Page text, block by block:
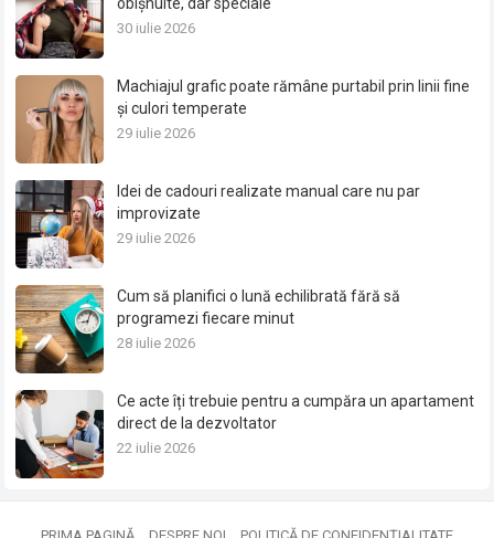
obișnuite, dar speciale
30 iulie 2026
Machiajul grafic poate rămâne purtabil prin linii fine
și culori temperate
29 iulie 2026
Idei de cadouri realizate manual care nu par
improvizate
29 iulie 2026
Cum să planifici o lună echilibrată fără să
programezi fiecare minut
28 iulie 2026
Ce acte îți trebuie pentru a cumpăra un apartament
direct de la dezvoltator
22 iulie 2026